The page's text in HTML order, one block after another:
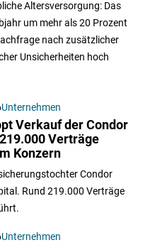
Altersversorgung: Das
um mehr als 20 Prozent
nach zusätzlicher
Unsicherheiten hoch
Unternehmen
Verkauf der Condor
Verträge
Konzern
Condor
Rund 219.000 Verträge
Unternehmen